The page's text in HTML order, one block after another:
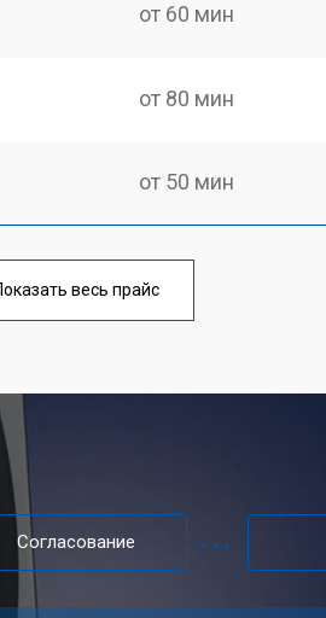
от 60 мин
от 80 мин
от 50 мин
от 100 мин
от 80 мин
весь прайс
Согласование